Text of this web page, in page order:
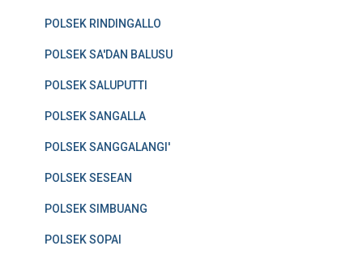
POLSEK RINDINGALLO
POLSEK SA'DAN BALUSU
POLSEK SALUPUTTI
POLSEK SANGALLA
POLSEK SANGGALANGI'
POLSEK SESEAN
POLSEK SIMBUANG
POLSEK SOPAI